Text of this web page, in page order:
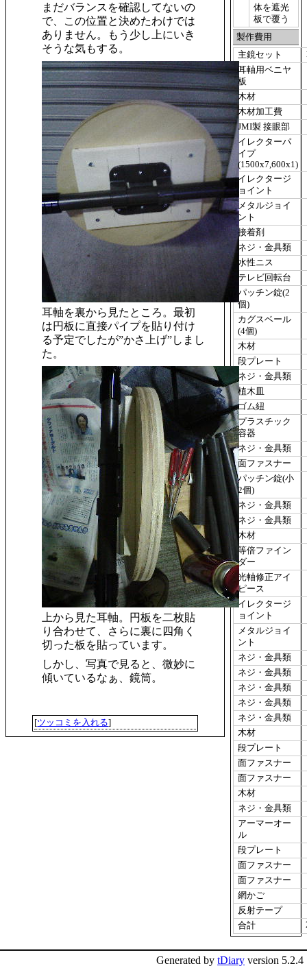
まだバランスを確認してないの
で、この位置と決めたわけでは
ありません。もう少し上にいき
そうな気もする。
耳軸を裏から見たところ。最初
は円板に直接パイプを貼り付け
る予定でしたが”かさ上げ”しまし
た。
上から見た耳軸。円板を二枚貼
り合わせて、さらに裏に四角く
切った板を貼っています。
しかし、写真で見ると、微妙に
傾いているなぁ、鏡筒。
[ツッコミを入れる]
体を遮光
板で覆う
製作費用
主鏡セット
耳軸用ベニヤ
板
木材
木材加工費
JMI製 接眼部
イレクターパ
イプ
(1500x7,600x1)
イレクタージ
ョイント
メタルジョイ
ント
接着剤
ネジ・金具類
水性ニス
テレビ回転台
パッチン錠(2
個)
カグスベール
(4個)
木材
段プレート
ネジ・金具類
植木皿
ゴム紐
プラスチック
容器
ネジ・金具類
面ファスナー
パッチン錠(小
2個)
ネジ・金具類
ネジ・金具類
木材
等倍ファイン
ダー
光軸修正アイ
ピース
イレクタージ
ョイント
メタルジョイ
ント
ネジ・金具類
ネジ・金具類
ネジ・金具類
ネジ・金具類
ネジ・金具類
木材
段プレート
面ファスナー
面ファスナー
木材
ネジ・金具類
アーマーオー
ル
段プレート
面ファスナー
面ファスナー
網かご
反射テープ
合計
Generated by tDiary version 5.2.4